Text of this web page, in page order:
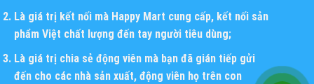
Là giá trị kết nối mà Happy Mart cung cấp, kết nối sản
phẩm Việt chất lượng đến tay người tiêu dùng;
Là giá trị chia sẻ động viên mà bạn đã gián tiếp gửi
đến cho các nhà sản xuất, động viên họ trên con